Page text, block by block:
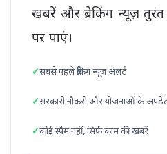
खबरें और ब्रेकिंग न्यूज़
पर पाएं।
सबसे पहले ब्रेकिंग न्यूज़ अलर्ट
सरकारी नौकरी और योजनाओं के
कोई स्पैम नहीं, सिर्फ काम की खबरें